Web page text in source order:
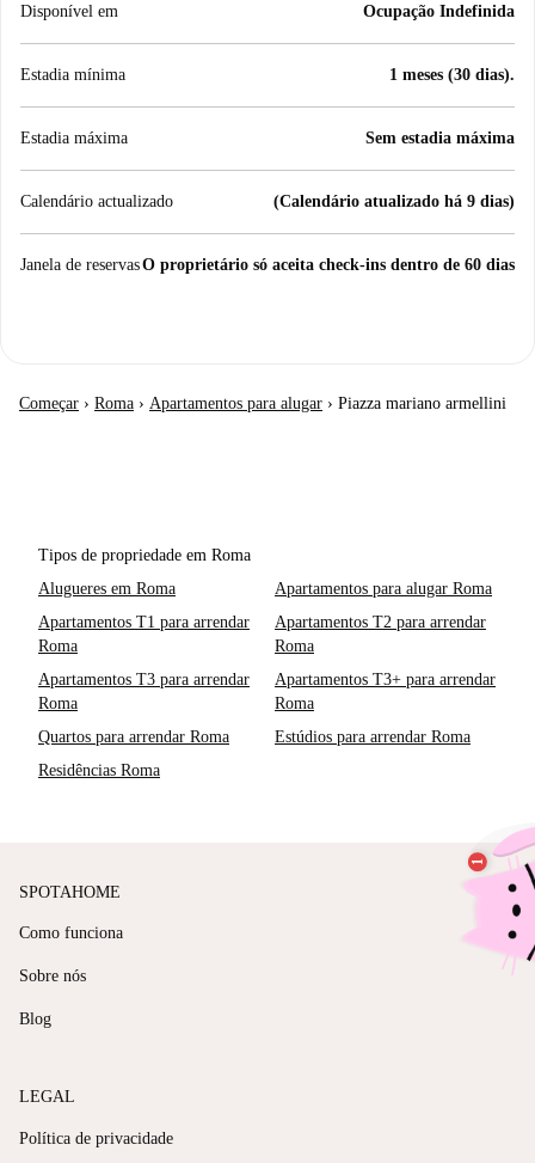
Disponível em Ocupação Indefinida
Estadia mínima 1 meses (30 dias).
Estadia máxima Sem estadia máxima
Calendário actualizado (Calendário atualizado há 9 dias)
Janela de reservasO proprietário só aceita check-ins dentro de 60 dias
Começar › Roma › Apartamentos para alugar › Piazza mariano armellini
Tipos de propriedade em Roma
Alugueres em Roma
Apartamentos para alugar Roma
Apartamentos T1 para arrendar
Roma
Apartamentos T2 para arrendar
Roma
Apartamentos T3 para arrendar
Roma
Apartamentos T3+ para arrendar
Roma
Quartos para arrendar Roma
Estúdios para arrendar Roma
Residências Roma
SPOTAHOME
Como funciona
Sobre nós
Blog
LEGAL
Política de privacidade